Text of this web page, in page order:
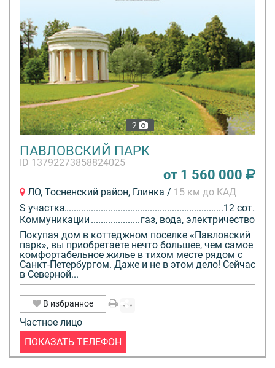
2
ПАВЛОВСКИЙ ПАРК
ID 13792273858824025
от 1 560 000
ЛО, Тосненский район, Глинка / 15 км до КАД
S участка
12 сот.
Коммуникации
газ, вода, электричество
Покупая дом в коттеджном поселке «Павловский
парк», вы приобретаете нечто большее, чем самое
комфортабельное жилье в тихом месте рядом с
Санкт-Петербургом. Даже и не в этом дело! Сейчас
в Северной...
В избранное
Частное лицо
ПОКАЗАТЬ ТЕЛЕФОН